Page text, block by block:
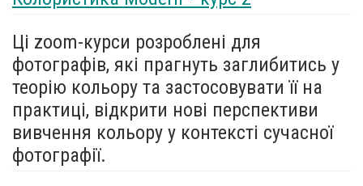
Ці zoom-курси розроблені для
фотографів, які прагнуть заглибитись у
теорію кольору та застосовувати її на
практиці, відкрити нові перспективи
вивчення кольору у контексті сучасної
фотографії.